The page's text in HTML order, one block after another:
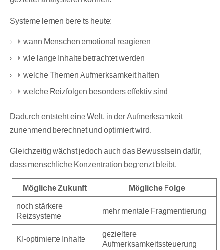
Systeme lernen bereits heute:
wann Menschen emotional reagieren
wie lange Inhalte betrachtet werden
welche Themen Aufmerksamkeit halten
welche Reizfolgen besonders effektiv sind
Dadurch entsteht eine Welt, in der Aufmerksamkeit
zunehmend berechnet und optimiert wird.
Gleichzeitig wächst jedoch auch das Bewusstsein dafür,
dass menschliche Konzentration begrenzt bleibt.
Mögliche Zukunft
Mögliche Folge
noch stärkere
Reizsysteme
mehr mentale Fragmentierung
KI-optimierte Inhalte
gezieltere
Aufmerksamkeitssteuerung